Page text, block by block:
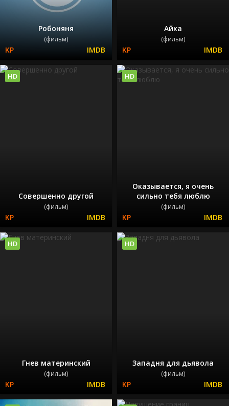
Робоняня
(фильм)
Айка
(фильм)
Совершенно другой
(фильм)
HD
Оказывается, я очень
сильно тебя люблю
(фильм)
HD
Гнев материнский
(фильм)
HD
Западня для дьявола
(фильм)
HD